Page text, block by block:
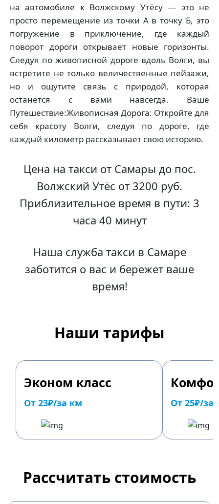
на автомобиле к Волжскому Утёсу — это не
просто перемещение из точки А в точку Б, это
погружение в приключение, где каждый
поворот дороги открывает новые горизонты.
Следуя по живописной дороге вдоль Волги, вы
встретите не только величественные пейзажи,
но и ощутите связь с природой, которая
останется с вами навсегда. Ваше
Путешествие:Живописная Дорога: Откройте для
себя красоту Волги, следуя по дороге, где
каждый километр рассказывает свою историю.
Цена на такси от Самары до пос.
Волжский Утёс от 3200 руб.
Приблизительное время в пути: 3
часа 40 минут
Наша служба такси в Самаре
заботится о вас и бережет ваше
время!
Наши тарифы
Эконом класс
От 23₽/за км От 25₽/за
Рассчитать стоимость